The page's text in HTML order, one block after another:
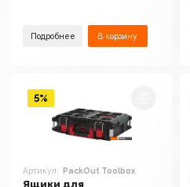
Подробнее В корзину
Артикул: PackOut Toolbox
Ящики для
5%